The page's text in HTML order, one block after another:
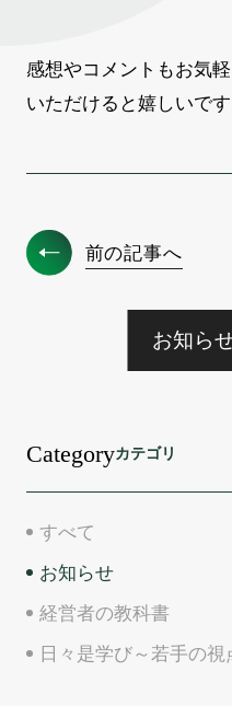
Categoryカテゴリ
すべて
お知らせ
経営者の教科書
日々是学び～若手の視
感想やコメントもお気
いただけると嬉しいです
前の記事へ
お知ら